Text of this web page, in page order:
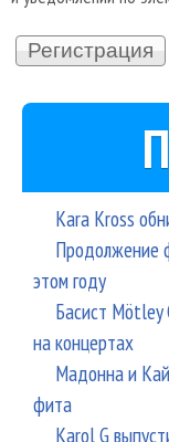
Kara Kross
Продолжение
этом году
Басист Mötley
на концертах
Мадонна и
фита
Karol G